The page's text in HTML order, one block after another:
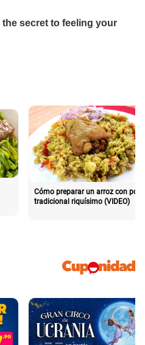
Cómo preparar un arroz con pollo
tradicional riquísimo (VIDEO)